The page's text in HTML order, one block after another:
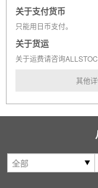
关于支付货币
只能用日币支付。
关于货运
关于运费请咨询
其他